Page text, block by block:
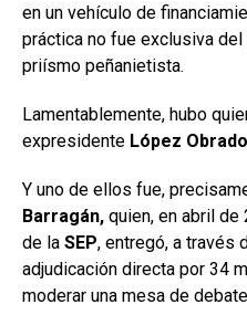
en un vehículo de
práctica no fue exclusiva
priísmo peñanietista.
Lamentablemente, hubo
expresidente López
Y uno de ellos fue,
Barragán, quien, en abril de
de la SEP, entregó, a través
adjudicación directa por 34
moderar una mesa de